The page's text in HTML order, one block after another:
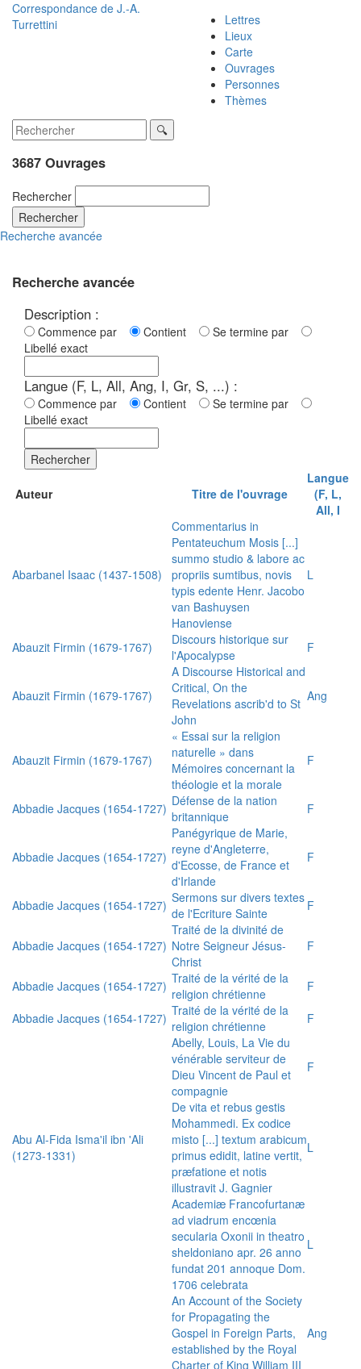
Correspondance de J.-A.
Turrettini
Lettres
Lieux
Carte
Ouvrages
Personnes
Thèmes
3687 Ouvrages
Rechercher
Rechercher
Recherche avancée
Recherche avancée
Description :
Commence par Contient
Se termine par
Libellé exact
Langue (F, L, All, Ang, I, Gr, S, ...) :
Commence par Contient
Se termine par
Libellé exact
Rechercher
Auteur Titre de l'ouvrage
Langue
(F, L,
All, I
Abarbanel Isaac (1437-1508)
Commentarius in
Pentateuchum Mosis [...]
summo studio & labore ac
propriis sumtibus, novis
typis edente Henr. Jacobo
van Bashuysen
Hanoviense
L
Abauzit Firmin (1679-1767)
Discours historique sur
l'Apocalypse
F
Abauzit Firmin (1679-1767)
A Discourse Historical and
Critical, On the
Revelations ascrib'd to St
John
Ang
Abauzit Firmin (1679-1767)
« Essai sur la religion
naturelle » dans
Mémoires concernant la
théologie et la morale
F
Abbadie Jacques (1654-1727) Défense de la nation
britannique
F
Abbadie Jacques (1654-1727)
Panégyrique de Marie,
reyne d'Angleterre,
d'Ecosse, de France et
d'Irlande
F
Abbadie Jacques (1654-1727) Sermons sur divers textes
de l'Ecriture Sainte
F
Abbadie Jacques (1654-1727)
Traité de la divinité de
Notre Seigneur Jésus-
Christ
F
Abbadie Jacques (1654-1727) Traité de la vérité de la
religion chrétienne
F
Abbadie Jacques (1654-1727) Traité de la vérité de la
religion chrétienne
F
Abelly, Louis, La Vie du
vénérable serviteur de
Dieu Vincent de Paul et
compagnie
F
Abu Al-Fida Isma'il ibn 'Ali
(1273-1331)
De vita et rebus gestis
Mohammedi. Ex codice
misto [...] textum arabicum
primus edidit, latine vertit,
præfatione et notis
illustravit J. Gagnier
L
Academiæ Francofurtanæ
ad viadrum encœnia
secularia Oxonii in theatro
sheldoniano apr. 26 anno
fundat 201 annoque Dom.
1706 celebrata
L
An Account of the Society
for Propagating the
Gospel in Foreign Parts,
established by the Royal
Charter of King William III
Ang